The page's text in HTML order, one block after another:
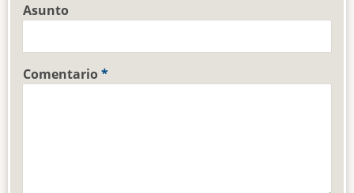
Asunto
Comentario